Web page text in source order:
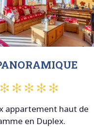
appartement haut de
en Duplex.